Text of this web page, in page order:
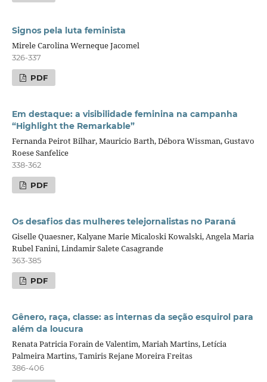
Signos pela luta feminista
Mirele Carolina Werneque Jacomel
326-337
PDF
Em destaque: a visibilidade feminina na campanha
“Highlight the Remarkable”
Fernanda Peirot Bilhar, Mauricio Barth, Débora Wissman, Gustavo
Roese Sanfelice
338-362
PDF
Os desafios das mulheres telejornalistas no Paraná
Giselle Quaesner, Kalyane Marie Micaloski Kowalski, Angela Maria
Rubel Fanini, Lindamir Salete Casagrande
363-385
PDF
Gênero, raça, classe: as internas da seção esquirol para
além da loucura
Renata Patricia Forain de Valentim, Mariah Martins, Letícia
Palmeira Martins, Tamiris Rejane Moreira Freitas
386-406